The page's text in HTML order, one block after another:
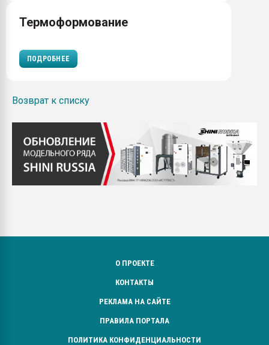
Термоформование
ПОДРОБНЕЕ
Возврат к списку
О ПРОЕКТЕ
КОНТАКТЫ
РЕКЛАМА НА САЙТЕ
ПРАВИЛА ПОРТАЛА
ПОЛИТИКА КОНФИДЕНЦИАЛЬНОСТИ